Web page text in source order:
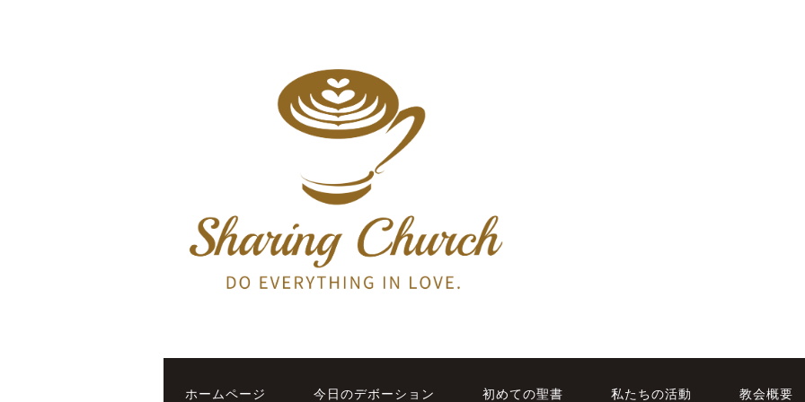
ホームページ 今日のデボーション 初めての聖書 私たちの活動 教会概要